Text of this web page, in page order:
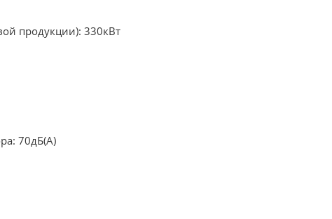
продукции): 330кВт
70дБ(A)